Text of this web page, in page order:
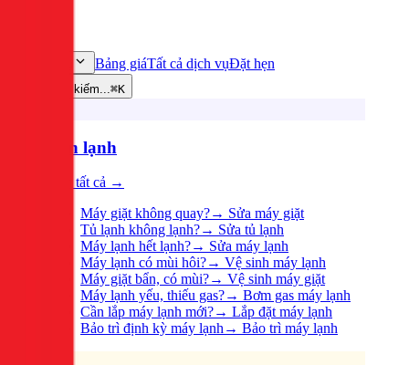
Bảng giáTất cả dịch vụĐặt hẹn
Tìm kiếm...⌘K
Điện lạnh
Xem tất cả →
Máy giặt không quay?→ Sửa máy giặt
Tủ lạnh không lạnh?→ Sửa tủ lạnh
Máy lạnh hết lạnh?→ Sửa máy lạnh
Máy lạnh có mùi hôi?→ Vệ sinh máy lạnh
Máy giặt bẩn, có mùi?→ Vệ sinh máy giặt
Máy lạnh yếu, thiếu gas?→ Bơm gas máy lạnh
Cần lắp máy lạnh mới?→ Lắp đặt máy lạnh
Bảo trì định kỳ máy lạnh→ Bảo trì máy lạnh